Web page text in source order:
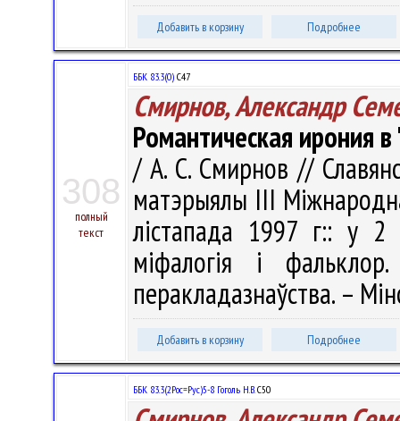
Добавить в корзину Подробнее
308
полный
текст
ББК 83.3(0) С47
Смирнов, Александр
Романтическая ирония
/ А. С. Смирнов //
матэрыялы III
лістапада 1997 г:: у 2
міфалогія і
перакладазнаўства. –
Добавить в корзину Подробнее
ББК 83.3(2Рос=Рус)5-8 Гоголь Н.В.С50